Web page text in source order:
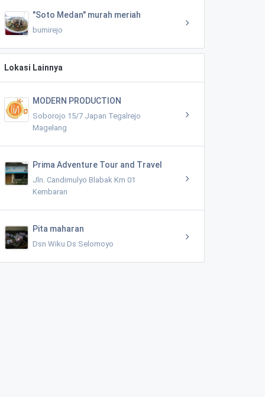
"Soto Medan" murah meriah
bumirejo
Lokasi Lainnya
MODERN PRODUCTION
Soborojo 15/7 Japan Tegalrejo
Magelang
Prima Adventure Tour and Travel
Jln. Candimulyo Blabak Km 01
Kembaran
Pita maharan
Dsn Wiku Ds Selomoyo